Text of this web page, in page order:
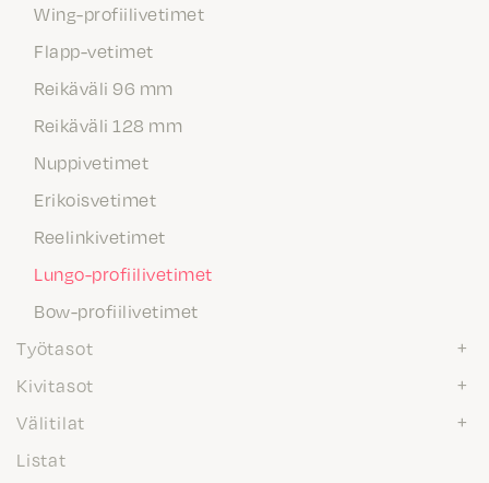
Wing-profiilivetimet
Flapp-vetimet
Reikäväli 96 mm
Reikäväli 128 mm
Nuppivetimet
Erikoisvetimet
Reelinkivetimet
Lungo-profiilivetimet
Bow-profiilivetimet
Työtasot
Kivitasot
Välitilat
Listat